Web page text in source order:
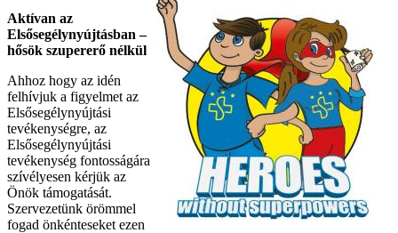
Aktívan az
Elsősegélynyújtásban –
hősök szupererő nélkül
Ahhoz hogy az idén
felhívjuk a figyelmet az
Elsősegélynyújtási
tevékenységre, az
Elsősegélynyújtási
tevékenység fontosságára
szívélyesen kérjük az
Önök támogatását.
Szervezetünk örömmel
fogad önkénteseket ezen